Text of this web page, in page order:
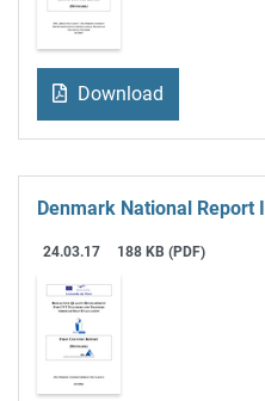
Download
Denmark National Report I
24.03.17 188 KB (PDF)